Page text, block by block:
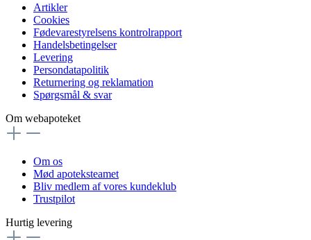
Artikler
Cookies
Fødevarestyrelsens kontrolrapport
Handelsbetingelser
Levering
Persondatapolitik
Returnering og reklamation
Spørgsmål & svar
Om webapoteket
Om os
Mød apoteksteamet
Bliv medlem af vores kundeklub
Trustpilot
Hurtig levering